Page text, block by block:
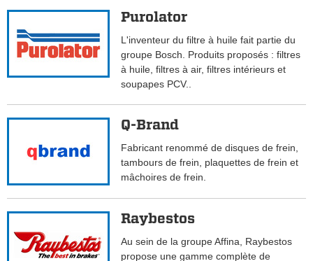
Purolator
L'inventeur du filtre à huile fait partie du
groupe Bosch. Produits proposés : filtres
à huile, filtres à air, filtres intérieurs et
soupapes PCV..
Q-Brand
Fabricant renommé de disques de frein,
tambours de frein, plaquettes de frein et
mâchoires de frein.
Raybestos
Au sein de la groupe Affina, Raybestos
propose une gamme complète de